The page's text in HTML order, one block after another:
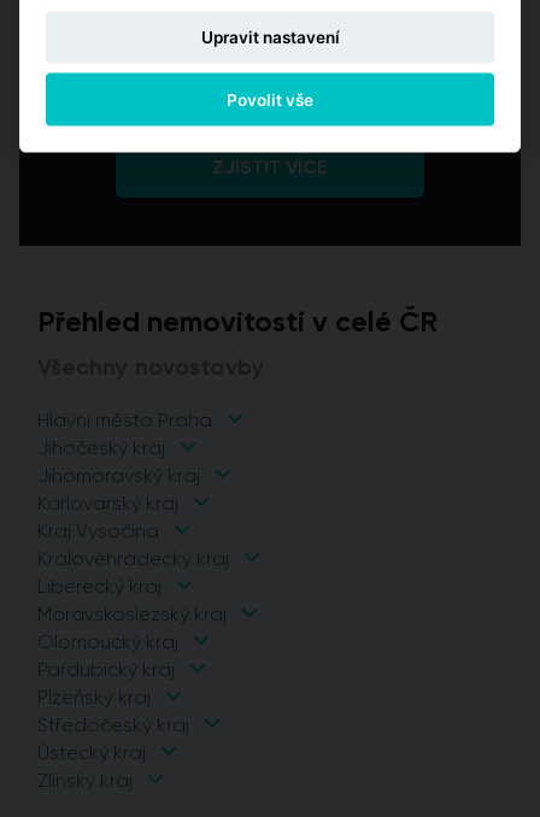
ZJISTIT VÍCE
Přehled nemovitostí v celé ČR
Hlavní město Praha
Jihočeský kraj
Jihomoravský kraj
Karlovarský kraj
Kraj Vysočina
Královéhradecký kraj
Liberecký kraj
Moravskoslezský kraj
Olomoucký kraj
Pardubický kraj
Plzeňský kraj
Středočeský kraj
Ústecký kraj
Zlínský kraj
Upravit nastavení
Povolit vše